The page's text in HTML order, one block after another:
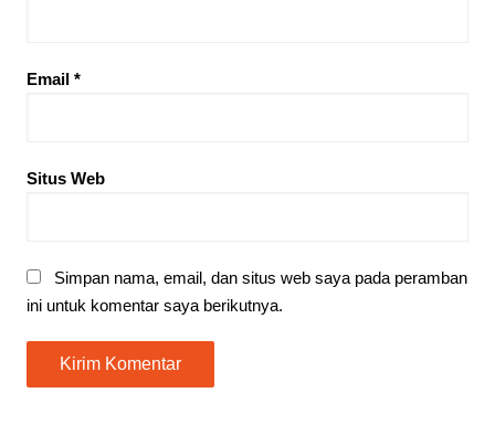
Email *
Situs Web
Simpan nama, email, dan situs web saya pada peramban
ini untuk komentar saya berikutnya.